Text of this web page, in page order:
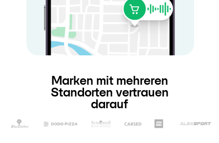
Marken mit mehreren
Standorten vertrauen
darauf